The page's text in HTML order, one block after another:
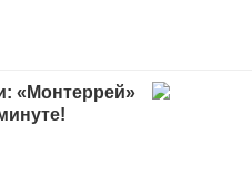
«Монтеррей»